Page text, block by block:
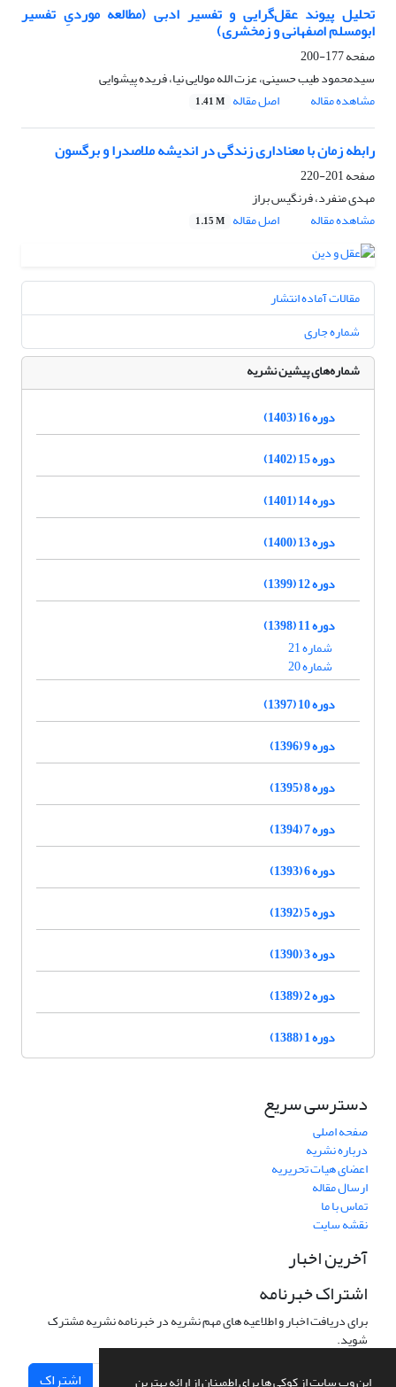
این وب سایت از کوکی ها برای اطمینان از ارائه بهترین
تحلیل پیوند عقل‌گرایی و تفسیر ادبی (مطالعه موردیِ تفسیر
ابومسلم اصفهانی و زمخشری)
صفحه177-200
سیدمحمود طیب حسینی، عزت الله مولایی نیا، فریده پیشوایی
مشاهده مقاله
اصل مقاله 1.41 M
رابطه زمان با معناداری زندگی در اندیشه ملاصدرا و برگسون
صفحه201-220
مهدی منفرد، فرنگیس براز
مشاهده مقاله
اصل مقاله 1.15 M
مقالات آماده انتشار
شماره جاری
شماره‌های پیشین نشریه
دوره 16 (1403)
دوره 15 (1402)
دوره 14 (1401)
دوره 13 (1400)
دوره 12 (1399)
دوره 11 (1398)
شماره 21
شماره 20
دوره 10 (1397)
دوره 9 (1396)
دوره 8 (1395)
دوره 7 (1394)
دوره 6 (1393)
دوره 5 (1392)
دوره 3 (1390)
دوره 2 (1389)
دوره 1 (1388)
دسترسی سریع
صفحه اصلی
درباره نشریه
اعضای هیات تحریریه
ارسال مقاله
تماس با ما
نقشه سایت
آخرین اخبار
اشتراک خبرنامه
برای دریافت اخبار و اطلاعیه های مهم نشریه در خبرنامه نشریه مشترک
شوید.
اشتراک